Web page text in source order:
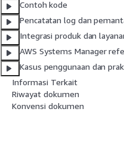
Contoh kode
Pencatatan log dan
Integrasi produk dan
AWS Systems Manager
Kasus penggunaan dan
Informasi Terkait
Riwayat dokumen
Konvensi dokumen